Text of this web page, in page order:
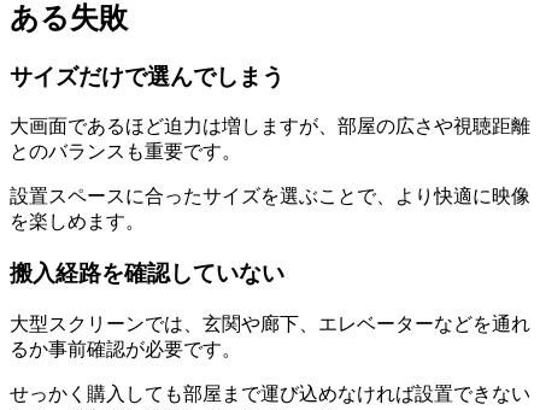
ある失敗
サイズだけで選んでしまう
大画面であるほど迫力は増しますが、部屋の広さや視聴距離
とのバランスも重要です。
設置スペースに合ったサイズを選ぶことで、より快適に映像
を楽しめます。
搬入経路を確認していない
大型スクリーンでは、玄関や廊下、エレベーターなどを通れ
るか事前確認が必要です。
せっかく購入しても部屋まで運び込めなければ設置できない